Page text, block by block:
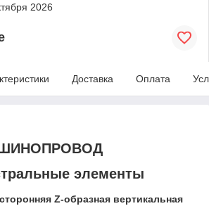
2026
Доставка Оплата
элементы
Z-образная вертикальная